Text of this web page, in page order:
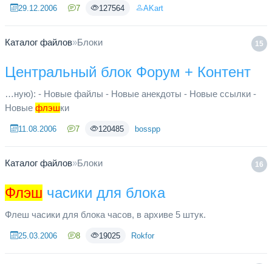
описания вашей г...
29.12.2006 7 127564 AKart
15
Каталог файлов»Блоки
Центральный блок Форум + Контент
…ную): - Новые файлы - Новые анекдоты - Новые ссылки -
Новые флэшки
11.08.2006 7 120485 bosspp
16
Каталог файлов»Блоки
Флэш часики для блока
Флеш часики для блока часов, в архиве 5 штук.
25.03.2006 8 19025 Rokfor